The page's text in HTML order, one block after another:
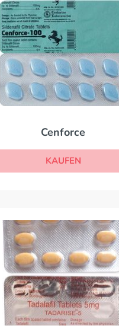
Cenforce
KAUFEN